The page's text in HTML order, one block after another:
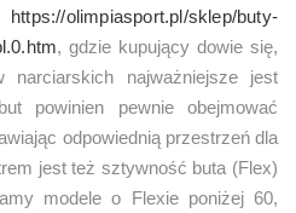
https://olimpiasport.pl/sklep/buty-
, gdzie kupujący dowie się,
najważniejsze jest
powinien pewnie obejmować
odpowiednią przestrzeń dla
jest też sztywność buta (Flex)
modele o Flexie poniżej 60,